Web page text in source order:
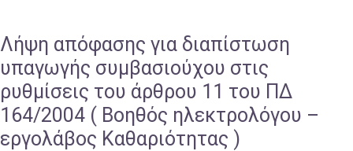
Λήψη απόφασης για διαπίστωση
υπαγωγής συμβασιούχου στις
ρυθμίσεις του άρθρου 11 του ΠΔ
164/2004 ( Βοηθός ηλεκτρολόγου –
εργολάβος Καθαριότητας )